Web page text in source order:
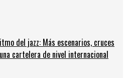
del jazz: Más escenarios, cruces
cartelera de nivel internacional